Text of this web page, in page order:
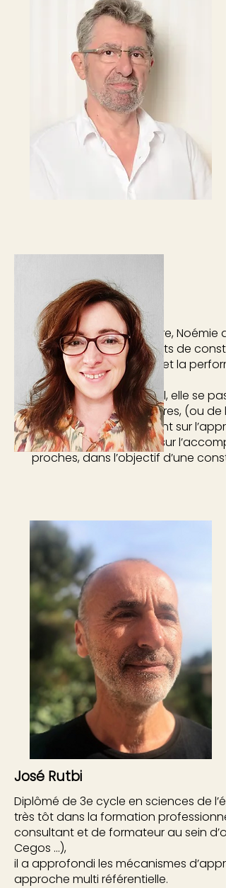
Diplômée en architecture,
familles dans leurs projets de
privilégiant l’esthétisme et la
En parallèle de ce travail, elle se
à la construction des êtres, (ou de
évolutions. En s’appuyant sur
oriente ses recherches sur
proches, dans l’objectif d’une
José Rutbi
Diplômé de 3e cycle en sciences de
très tôt dans la formation
consultant et de formateur au sein
Cegos …),
il a approfondi les mécanismes
approche multi référentielle.